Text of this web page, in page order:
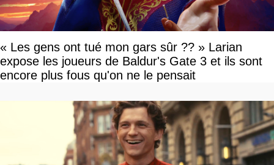
« Les gens ont tué mon gars sûr ?? » Larian
expose les joueurs de Baldur's Gate 3 et ils sont
encore plus fous qu'on ne le pensait